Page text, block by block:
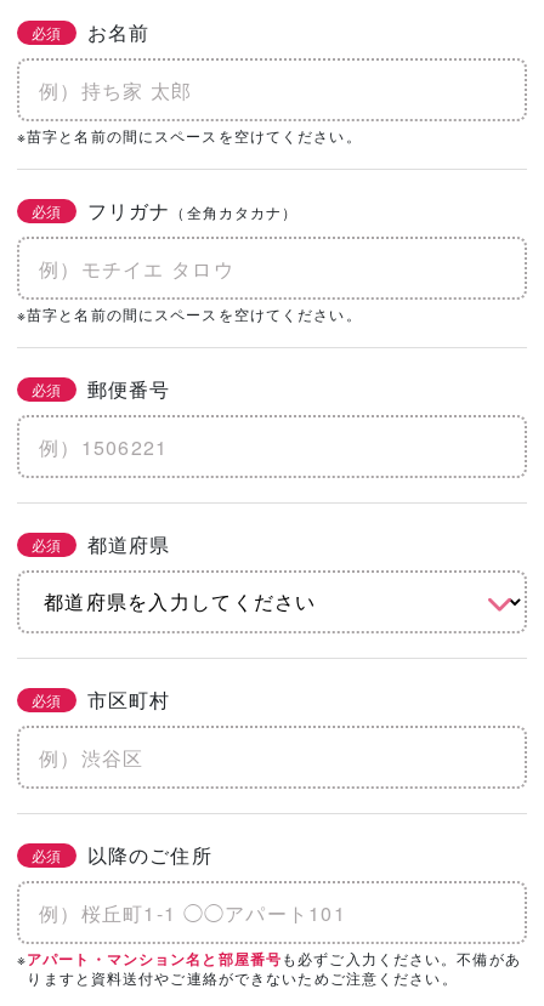
必須 お名前
※苗字と名前の間にスペースを空けてください。
必須 フリガナ （全角カタカナ）
※苗字と名前の間にスペースを空けてください。
必須 郵便番号
必須 都道府県
必須 市区町村
必須 以降のご住所
※アパート・マンション名と部屋番号も必ずご入力ください。不備があ
りますと資料送付やご連絡ができないためご注意ください。